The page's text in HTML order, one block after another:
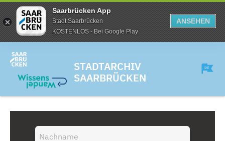
Saarbrücken App
Stadt Saarbrücken
KOSTENLOS - Bei Google Play
ANSEHEN
STADTARCHIV
SAARBRÜCKEN